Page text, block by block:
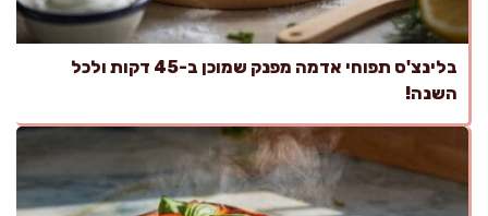
בלינצ'ס תפוחי אדמה מפנק שמוכן ב-45 דקות ולכל
השנה!